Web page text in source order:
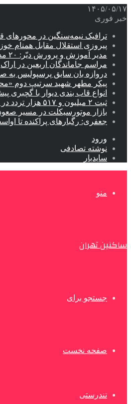
۱۴۰۵/۰۵/۱۷
خبر فوری
ترافیک نیمه‌سنگین در محورهای
پیروزی استقلال مقابل همنام
مدیر آموزش و پرورش دیّر: ۲۰ مدرسه شهرستان دوشیفته است
مراسم جاماندگان اربعین در اراک
دروازه بان سابق پرسپولیس
پیکر مطهر شهید سرتیپ دوم
انواع قاب بندی دیوار با
ثبت ۲ میلیون و ۵۱۷ هزار تردد در محورهای مواصلاتی همدان در ایام اربعین
بازار موتورسیکلت در مسیر
جعفری: رگبارهای پراکنده تا
ورود
نوشته تصادفی
سایدبار
منو
ساکنین تهران
جستجو برای
صفحه نخست
تندرستی